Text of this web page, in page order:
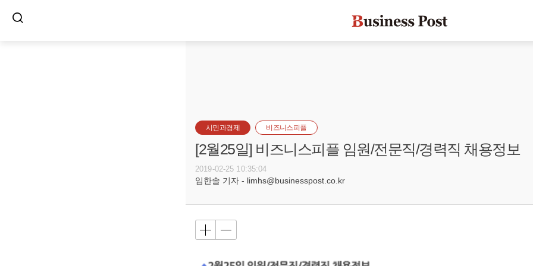
시민과경제 비즈니스피플
[2월25일] 비즈니스피플 임원/전문직/경력직 채용정보
2019-02-25 10:35:04
임한솔 기자 - limhs@businesspost.co.kr